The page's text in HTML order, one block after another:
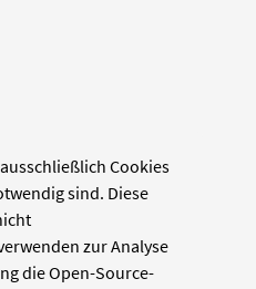
Cookies
sind. Diese
zur Analyse
die Open-Source-